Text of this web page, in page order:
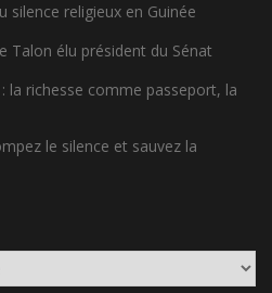
silence religieux en Guinée
Talon élu président du Sénat
la richesse comme passeport, la
le silence et sauvez la